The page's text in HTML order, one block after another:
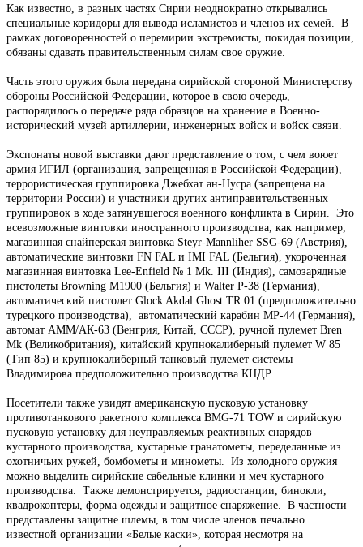
Как известно, в разных частях Сирии неоднократно открывались
специальные коридоры для вывода исламистов и членов их семей. В
рамках договоренностей о перемирии экстремисты, покидая позиции,
обязаны сдавать правительственным силам свое оружие.
Часть этого оружия была передана сирийской стороной Министерству
обороны Российской Федерации, которое в свою очередь,
распорядилось о передаче ряда образцов на хранение в Военно-
исторический музей артиллерии, инженерных войск и войск связи.
Экспонаты новой выставки дают представление о том, с чем воюет
армия ИГИЛ (организация, запрещенная в Российской Федерации),
террористическая группировка Джебхат ан-Нусра (запрещена на
территории России) и участники других антиправительственных
группировок в ходе затянувшегося военного конфликта в Сирии. Это
всевозможные винтовки иностранного производства, как например,
магазинная снайперская винтовка Steyr-Mannliher SSG-69 (Австрия),
автоматические винтовки FN FAL и IMI FAL (Бельгия), укороченная
магазинная винтовка Lee-Enfield № 1 Mk. III (Индия), самозарядные
пистолеты Browning M1900 (Бельгия) и Walter P-38 (Германия),
автоматический пистолет Glock Akdal Ghost TR 01 (предположительно
турецкого производства), автоматический карабин МР-44 (Германия),
автомат АММ/АК-63 (Венгрия, Китай, СССР), ручной пулемет Bren
Mk (Великобритания), китайский крупнокалиберный пулемет W 85
(Тип 85) и крупнокалиберный танковый пулемет системы
Владимирова предположительно производства КНДР.
Посетители также увидят американскую пусковую установку
противотанкового ракетного комплекса BMG-71 TOW и сирийскую
пусковую установку для неуправляемых реактивных снарядов
кустарного производства, кустарные гранатометы, переделанные из
охотничьих ружей, бомбометы и минометы. Из холодного оружия
можно выделить сирийские сабельные клинки и меч кустарного
производства. Также демонстрируется, радиостанции, бинокли,
квадрокоптеры, форма одежды и защитное снаряжение. В частности
представлены защитне шлемы, в том числе членов печально
известной организации «Белые каски», которая несмотря на